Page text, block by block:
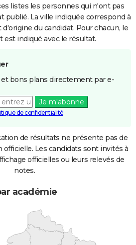
listes les personnes qui n'ont pas
publié. La ville indiquée correspond à
du candidat. Pour chacun, le
est indiqué avec le résultat.
et bons plans directement par e-
Je m'abonne
de confidentialité
de résultats ne présente pas de
Les candidats sont invités à
officielles ou leurs relevés de
notes.
académie